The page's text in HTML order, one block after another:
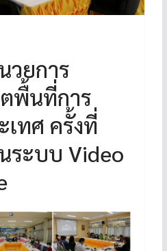
วยการ
พื้นที่การ
ทศ ครั้งที่
ระบบ Video